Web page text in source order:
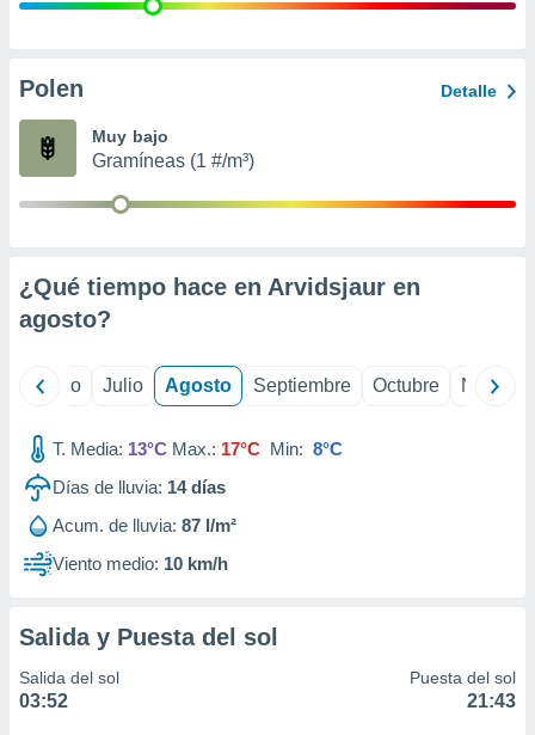
e
publicidad
Polen Detalle
Muy bajo
Gramíneas (1 #/m³)
¿Qué tiempo hace en Arvidsjaur en
agosto?
Junio Julio Agosto Septiembre Octubre
T. Media: 13°C Max.: 17°C Min: 8°C
Días de lluvia: 14días
Acum. de lluvia: 87 l/m²
Viento medio: 10 km/h
Salida y Puesta del sol
Salida del sol
03:52
Puesta del sol
21:43